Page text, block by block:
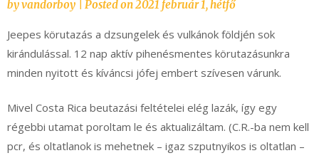
byvandorboy Posted on2021 február 1, hétfő
Jeepes körutazás a dzsungelek és vulkánok földjén sok
kirándulással. 12 nap aktív pihenésmentes körutazásunkra
minden nyitott és kíváncsi jófej embert szívesen várunk.
Mivel Costa Rica beutazási feltételei elég lazák, így egy
régebbi utamat poroltam le és aktualizáltam. (C.R.-ba nem kell
pcr, és oltatlanok is mehetnek – igaz szputnyikos is oltatlan –